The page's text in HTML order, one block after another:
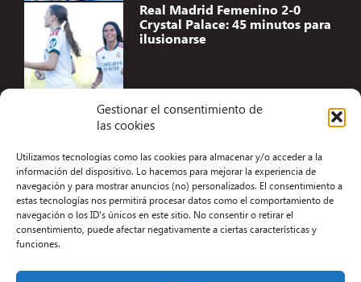
Gestionar el consentimiento de
las cookies
Utilizamos tecnologías como las cookies para almacenar y/o acceder a la
información del dispositivo. Lo hacemos para mejorar la experiencia de
navegación y para mostrar anuncios (no) personalizados. El consentimiento a
estas tecnologías nos permitirá procesar datos como el comportamiento de
navegación o los ID's únicos en este sitio. No consentir o retirar el
consentimiento, puede afectar negativamente a ciertas características y
funciones.
Real Madrid Femenino 2-0
Crystal Palace: 45 minutos para
ilusionarse
Aviso Legal
Términos y condiciones
Política de privacidad